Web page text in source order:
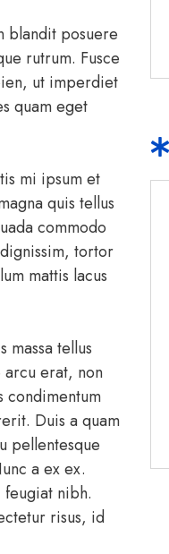
blandit posuere
rutrum. Fusce
ut imperdiet
quam eget
mi ipsum et
quis tellus
commodo
tortor
mattis lacus
tellus
arcu erat, non
condimentum
Duis a quam
pellentesque
a ex ex.
feugiat nibh.
risus, id